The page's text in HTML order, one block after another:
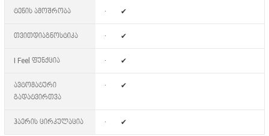
ტენის ამოშრობა · ✔
თვითდიაგნოსტიკა · ✔
I Feel ფუნქცია · ✔
ავტომატური
გადატვირთვა
· ✔
ჰაერის ცირკულაცია · ✔